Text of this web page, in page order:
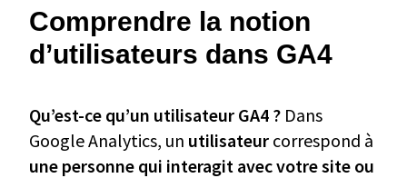
Comprendre la notion
d’utilisateurs dans GA4
Qu’est-ce qu’un utilisateur GA4 ? Dans
Google Analytics, un utilisateur correspond à
une personne qui interagit avec votre site ou